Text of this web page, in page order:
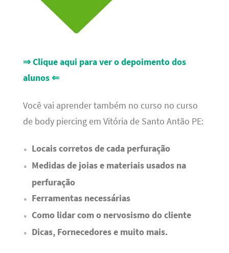
⇒ Clique aqui para ver o depoimento dos
alunos ⇐
Você vai aprender também no curso no curso
de body piercing em Vitória de Santo Antão PE:
Locais corretos de cada perfuração
Medidas de joias e materiais usados na
perfuração
Ferramentas necessárias
Como lidar com o nervosismo do cliente
Dicas, Fornecedores e muito mais.